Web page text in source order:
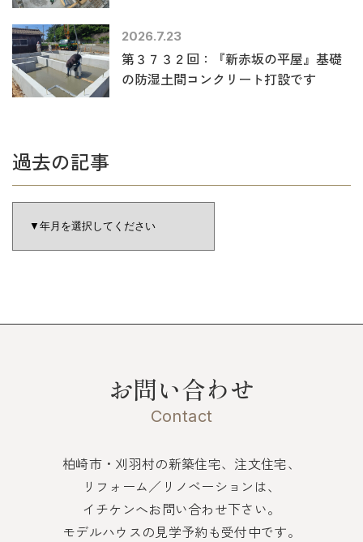
2026.7.23
第３７３２回：『新赤坂の平屋』基礎
の防湿土間コンクリート打設です
過去の記事
お問い合わせ
Contact
柏崎市・刈羽村の新築住宅、注文住宅、
リフォーム／リノベーションは、
イチケンへお問い合わせ下さい。
モデルハウスの見学予約も受付中です。